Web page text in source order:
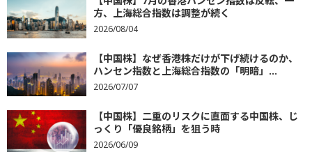
方、上海総合指数は調整が続く
2026/08/04
【中国株】なぜ香港株だけが下げ続けるのか、
ハンセン指数と上海総合指数の「明暗」...
2026/07/07
【中国株】二重のリスクに直面する中国株、じ
っくり「優良銘柄」を狙う時
2026/06/09